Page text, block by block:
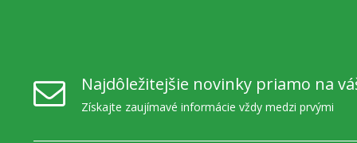
Najdôležitejšie novinky priamo na
Získajte zaujímavé informácie vždy medzi prvými